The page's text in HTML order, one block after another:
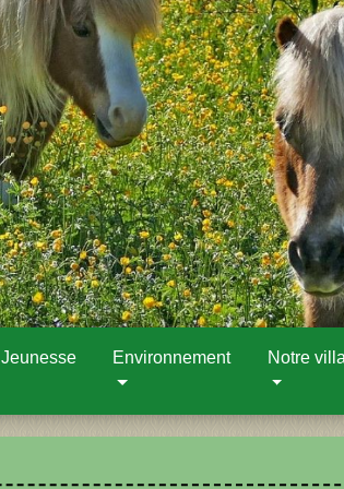
Environnement Notre